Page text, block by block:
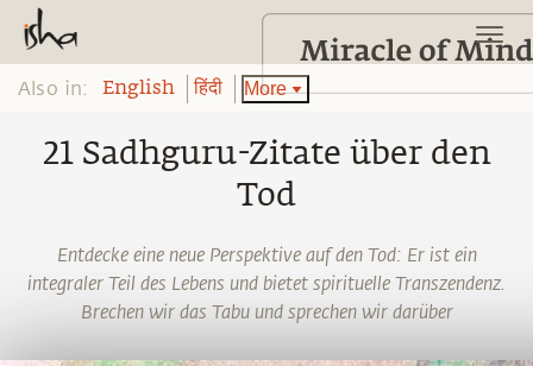
Also in: English हिंदी More
21 Sadhguru-Zitate über den
Tod
Entdecke eine neue Perspektive auf den Tod: Er ist ein
integraler Teil des Lebens und bietet spirituelle Transzendenz.
Brechen wir das Tabu und sprechen wir darüber